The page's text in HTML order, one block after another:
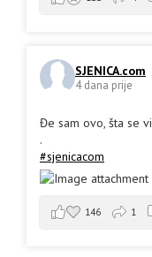
SJENICA.com
4 dana prije
Đe sam ovo, šta se
.
#sjenicacom
146 1